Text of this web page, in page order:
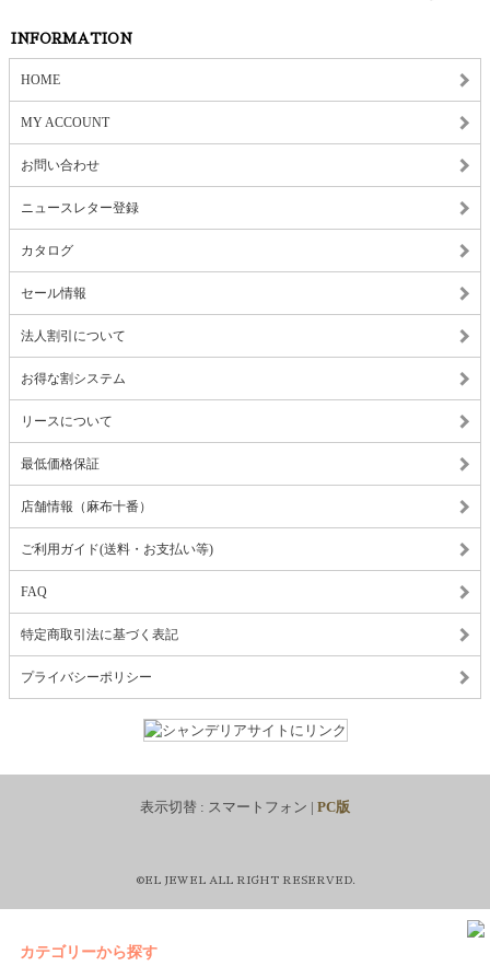
INFORMATION
HOME
MY ACCOUNT
お問い合わせ
ニュースレター登録
カタログ
セール情報
法人割引について
お得な割システム
リースについて
最低価格保証
店舗情報（麻布十番）
ご利用ガイド(送料・お支払い等)
FAQ
特定商取引法に基づく表記
プライバシーポリシー
表示切替 : スマートフォン | PC版
©EL JEWEL ALL RIGHT RESERVED.
カテゴリーから探す